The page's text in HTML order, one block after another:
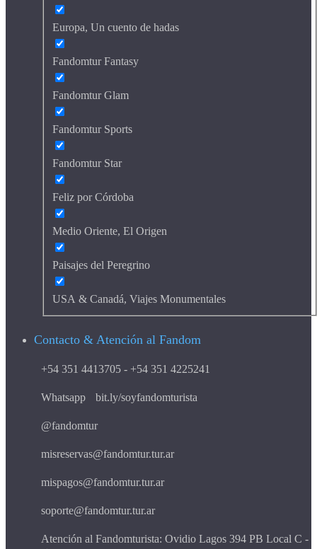
Europa, Un cuento de hadas
Fandomtur Fantasy
Fandomtur Glam
Fandomtur Sports
Fandomtur Star
Feliz por Córdoba
Medio Oriente, El Origen
Paisajes del Peregrino
USA & Canadá, Viajes Monumentales
Contacto & Atención al Fandom
+54 351 4413705 - +54 351 4225241
Whatsapp bit.ly/soyfandomturista
@fandomtur
misreservas@fandomtur.tur.ar
mispagos@fandomtur.tur.ar
soporte@fandomtur.tur.ar
Atención al Fandomturista: Ovidio Lagos 394 PB Local C -